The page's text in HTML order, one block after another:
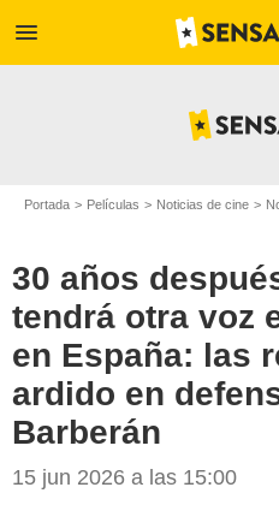
menu
Portada Películas Noticias de cine
30 años
tendrá otra voz
en España: las
ardido en
Barberán
15 jun 2026 a las 15:00